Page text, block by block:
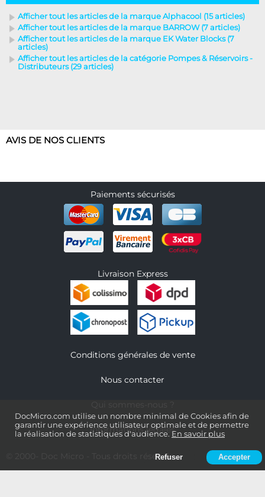
DocMicro.com utilise un nombre minimal de Cookies afin de
garantir une expérience utilisateur optimale et de permettre
la réalisation de statistiques d'audience. En savoir plus
Refuser Accepter
Afficher tout les articles de la marque Alphacool (15 articles)
Afficher tout les articles de la marque BARROW (7 articles)
Afficher tout les articles de la marque EK Water Blocks (7
articles)
Afficher tout les articles de la catégorie Pompes & Réservoirs -
Distributeurs (29 articles)
AVIS DE NOS CLIENTS
Paiements sécurisés
Livraison Express
Conditions générales de vente
Nous contacter
Informations légales
- Tous droits réservés